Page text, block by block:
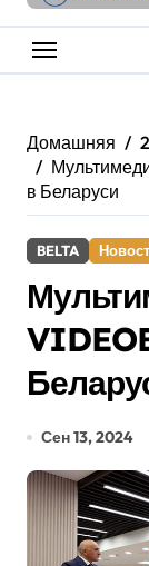
Домашняя
в Беларуси
BELTA
Сен 13, 2024